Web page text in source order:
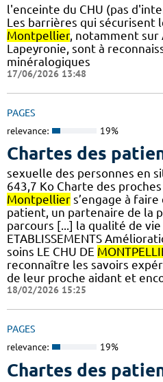
l'enceinte du CHU (pas
Les barrières qui sécurisent
Montpellier, notamment sur
Lapeyronie, sont à
minéralogiques
17/06/2026 13:48
PAGES
relevance: 19%
Chartes des
sexuelle des personnes en
643,7 Ko Charte des
Montpellier s’engage à
patient, un partenaire de la
parcours [...] la qualité de
ETABLISSEMENTS
soins LE CHU DE
reconnaître les savoirs
de leur proche aidant et
18/02/2026 15:25
PAGES
relevance: 19%
Chartes des